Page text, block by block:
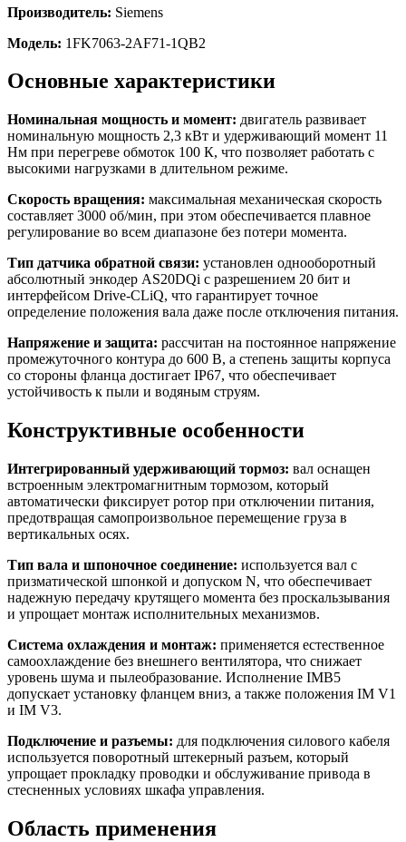
Производитель: Siemens
Модель: 1FK7063-2AF71-1QB2
Основные характеристики
Номинальная мощность и момент: двигатель развивает
номинальную мощность 2,3 кВт и удерживающий момент 11
Нм при перегреве обмоток 100 К, что позволяет работать с
высокими нагрузками в длительном режиме.
Скорость вращения: максимальная механическая скорость
составляет 3000 об/мин, при этом обеспечивается плавное
регулирование во всем диапазоне без потери момента.
Тип датчика обратной связи: установлен однооборотный
абсолютный энкодер AS20DQi с разрешением 20 бит и
интерфейсом Drive-CLiQ, что гарантирует точное
определение положения вала даже после отключения питания.
Напряжение и защита: рассчитан на постоянное напряжение
промежуточного контура до 600 В, а степень защиты корпуса
со стороны фланца достигает IP67, что обеспечивает
устойчивость к пыли и водяным струям.
Конструктивные особенности
Интегрированный удерживающий тормоз: вал оснащен
встроенным электромагнитным тормозом, который
автоматически фиксирует ротор при отключении питания,
предотвращая самопроизвольное перемещение груза в
вертикальных осях.
Тип вала и шпоночное соединение: используется вал с
призматической шпонкой и допуском N, что обеспечивает
надежную передачу крутящего момента без проскальзывания
и упрощает монтаж исполнительных механизмов.
Система охлаждения и монтаж: применяется естественное
самоохлаждение без внешнего вентилятора, что снижает
уровень шума и пылеобразование. Исполнение IMB5
допускает установку фланцем вниз, а также положения IM V1
и IM V3.
Подключение и разъемы: для подключения силового кабеля
используется поворотный штекерный разъем, который
упрощает прокладку проводки и обслуживание привода в
стесненных условиях шкафа управления.
Область применения